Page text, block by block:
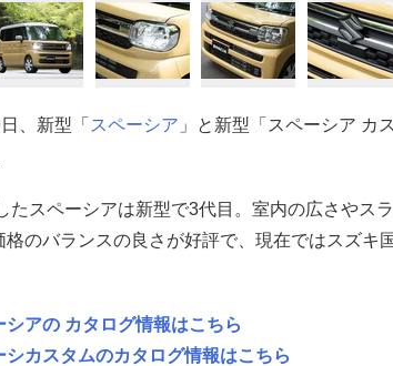
、新型「 スペーシア 」と新型「スペーシア カ
たスペーシアは新型で3代目。室内の広さやス
格のバランスの良さが好評で、現在ではスズキ
シアの カタログ情報はこちら
シカスタムのカタログ情報はこちら